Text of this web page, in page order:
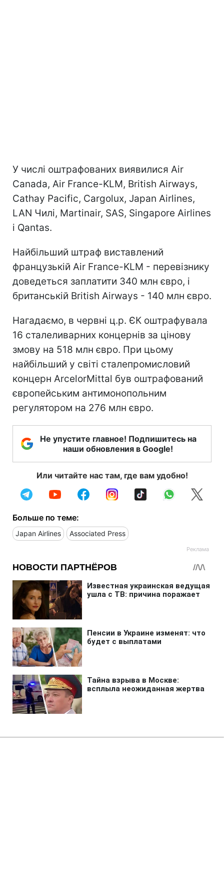
У числі оштрафованих виявилися Air
Canada, Air France-KLM, British Airways,
Cathay Pacific, Cargolux, Japan Airlines,
LAN Чилі, Martinair, SAS, Singapore Airlines
і Qantas.
Найбільший штраф виставлений
французькій Air France-KLM - перевізнику
доведеться заплатити 340 млн євро, і
британській British Airways - 140 млн євро.
Нагадаємо, в червні ц.р. ЄК оштрафувала
16 сталеливарних концернів за цінову
змову на 518 млн євро. При цьому
найбільший у світі сталепромисловий
концерн ArcelorMittal був оштрафований
європейським антимонопольним
регулятором на 276 млн євро.
Не упустите главное! Подпишитесь на
наши обновления в Google!
Или читайте нас там, где вам удобно!
Больше по теме:
Japan Airlines Associated Press